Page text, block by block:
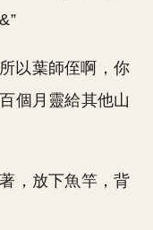
以葉師侄啊，你
個月靈給其他山
，放下魚竿，背